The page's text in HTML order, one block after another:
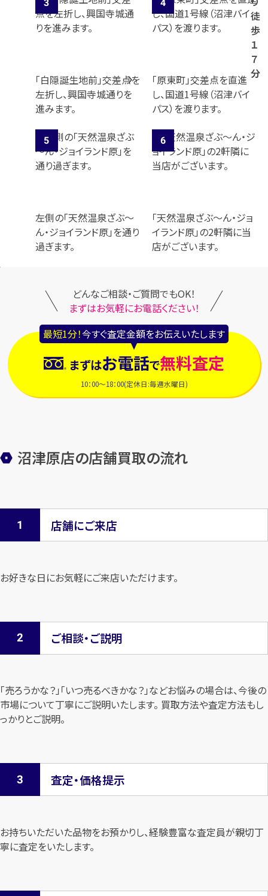
徒
歩
１
７
分
「白隠誕生地前」交差点を
左折し、興国寺城通りを
進みます。
「原東町」交差点を直進
し、国道1号線（沼津バイ
パス）を渡ります。
左側の「天然温泉ざぶ～
ん・ジョイランド原」を通り
過ぎます。
「天然温泉ざぶ～ん・ジョ
イランド原」の2軒隣に当
店がございます。
どんなご相談・ご質問でもOK！
まずはお気軽にお電話ください！
最短1分！今すぐ査定金額をお伝えいたします
まずはお電話で無料査定
10：00～18：00(定休日:毎週水曜日)
沼津原店の店舗買取の流れ
店舗にご来店
お好きな日にお気軽にご来店いただけます。
ご相談・ご説明
「売ろうかな？」「いつ売るべきかな？」などお悩みの場合は、今後の
市場について丁寧にご説明いたします。 買取方法や査定方法もし
っかりとご説明。
査定・価格提示
お持ちいただいた品物をお預かりし、経験豊富な査定員が親切丁
寧に査定をいたします。